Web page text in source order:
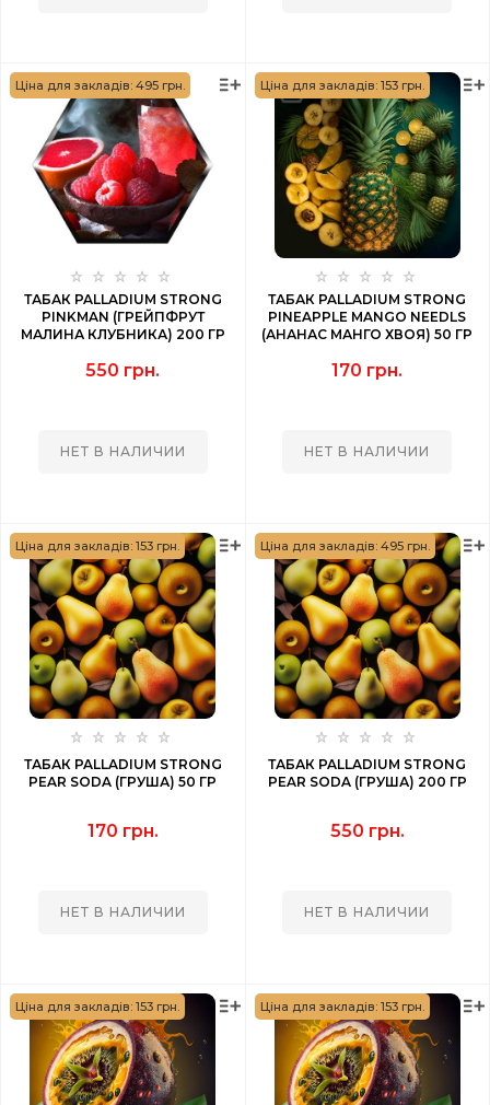
Ціна для закладів: 495 грн.
ТАБАК PALLADIUM STRONG
PINKMAN (ГРЕЙПФРУТ
МАЛИНА КЛУБНИКА) 200 ГР
550 грн.
НЕТ В НАЛИЧИИ
Ціна для закладів: 153 грн.
ТАБАК PALLADIUM STRONG
PINEAPPLE MANGO NEEDLS
(АНАНАС МАНГО ХВОЯ) 50 ГР
170 грн.
НЕТ В НАЛИЧИИ
Ціна для закладів: 153 грн.
ТАБАК PALLADIUM STRONG
PEAR SODA (ГРУША) 50 ГР
170 грн.
НЕТ В НАЛИЧИИ
Ціна для закладів: 495 грн.
ТАБАК PALLADIUM STRONG
PEAR SODA (ГРУША) 200 ГР
550 грн.
НЕТ В НАЛИЧИИ
Ціна для закладів: 153 грн. Ціна для закладів: 153 грн.